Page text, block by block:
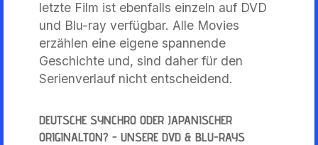
letzte Film ist ebenfalls einzeln auf DVD
und Blu-ray verfügbar. Alle Movies
erzählen eine eigene spannende
Geschichte und, sind daher für den
Serienverlauf nicht entscheidend.
DEUTSCHE SYNCHRO ODER JAPANISCHER
ORIGINALTON? - UNSERE DVD & BLU-RAYS